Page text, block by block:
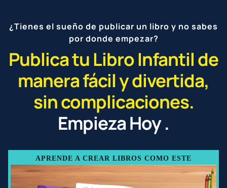
¿Tienes el sueño de publicar un libro y no sabes
por donde empezar?
Publica tu Libro Infantil de
manera fácil y divertida,
sin complicaciones.
Empieza Hoy .
APRENDE A CREAR LIBROS COMO ESTE